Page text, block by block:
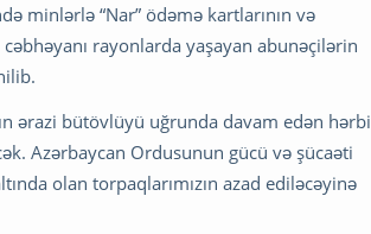
minlərlə “Nar” ödəmə kartlarının və
rayonlarda yaşayan abunəçilərin
ərazi bütövlüyü uğrunda davam edən hərbi
Azərbaycan Ordusunun gücü və şücaəti
olan torpaqlarımızın azad ediləcəyinə